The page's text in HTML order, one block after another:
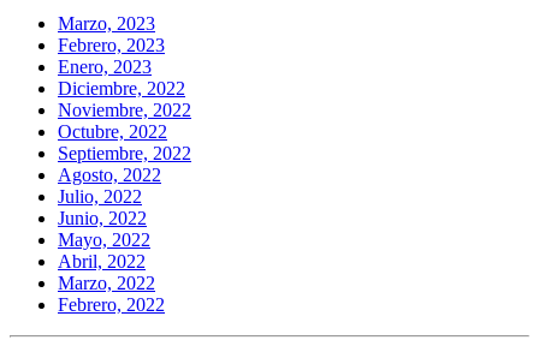
Marzo, 2023
Febrero, 2023
Enero, 2023
Diciembre, 2022
Noviembre, 2022
Octubre, 2022
Septiembre, 2022
Agosto, 2022
Julio, 2022
Junio, 2022
Mayo, 2022
Abril, 2022
Marzo, 2022
Febrero, 2022